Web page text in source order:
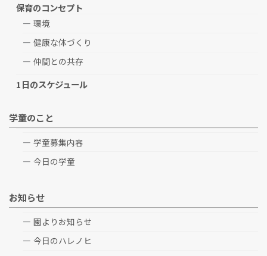
保育のコンセプト
環境
健康な体づくり
仲間との共存
1日のスケジュール
学童のこと
学童募集内容
今日の学童
お知らせ
園よりお知らせ
今日のハレノヒ